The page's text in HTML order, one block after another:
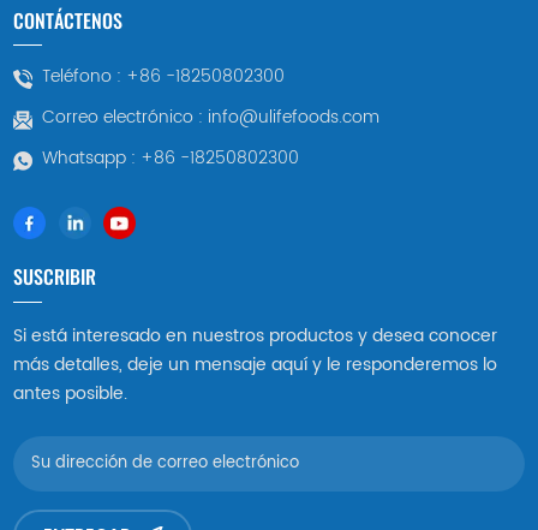
CONTÁCTENOS
Teléfono : +86 -18250802300
Correo electrónico : info@ulifefoods.com
Whatsapp : +86 -18250802300
SUSCRIBIR
Si está interesado en nuestros productos y desea conocer
más detalles, deje un mensaje aquí y le responderemos lo
antes posible.